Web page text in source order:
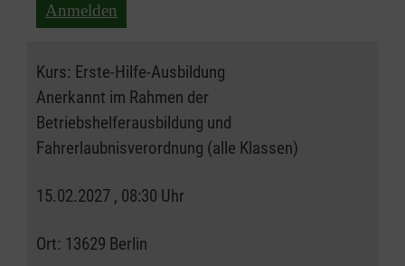
Anmelden
Kurs: Erste-Hilfe-Ausbildung
Anerkannt im Rahmen der
Betriebshelferausbildung und
Fahrerlaubnisverordnung (alle Klassen)
15.02.2027 , 08:30 Uhr
Ort: 13629 Berlin